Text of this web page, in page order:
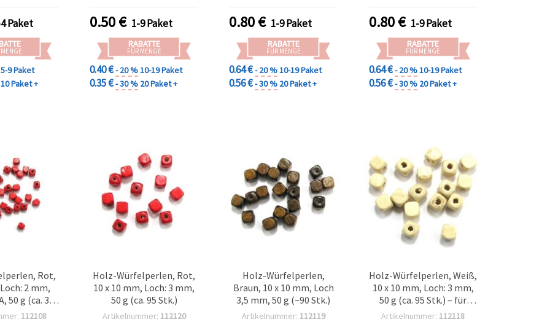
Paket
5-9 Paket
10 Paket +
0.50€ 1-9 Paket
RABATTE
FÜR MENGE
0.40 €- 20 %10-19 Paket
0.35 €- 30 % 20 Paket +
0.80€ 1-9 Paket
RABATTE
FÜR MENGE
0.64 €- 20 %10-19 Paket
0.56 €- 30 % 20 Paket +
0.80€ 1-9 Paket
RABATTE
FÜR MENGE
0.64 €- 20 %10-19 Paket
0.56 €- 30 % 20 Paket +
Rot,
2 mm,
50 g (ca. 300
Basteln &
112108
Holz-Würfelperlen, Rot,
10 x 10 mm, Loch: 3 mm,
50 g (ca. 95 Stk.)
Artikelnummer: 112120
Holz-Würfelperlen,
Braun, 10 x 10 mm, Loch
3,5 mm, 50 g (~90 Stk.)
Artikelnummer: 112119
Holz-Würfelperlen, Weiß,
10 x 10 mm, Loch: 3 mm,
50 g (ca. 95 Stk.) – für
Schmuckherstellung &
Artikelnummer: 112118